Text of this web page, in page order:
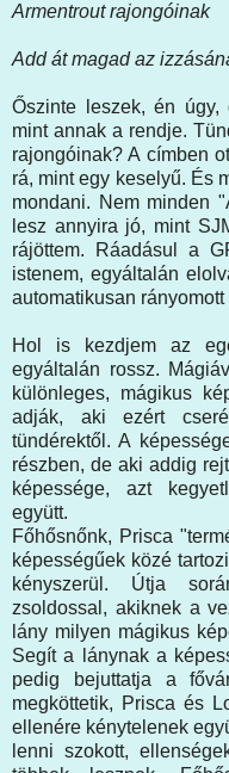
Armentrout rajongóinak
Add át magad az
Őszinte leszek, én úgy,
mint annak a rendje.
rajongóinak? A címben
rá, mint egy keselyű. És
mondani. Nem minden
lesz annyira jó, mint
rájöttem. Ráadásul a
istenem, egyáltalán
automatikusan
Hol is kezdjem az
egyáltalán rossz.
különleges, mágikus
adják, aki ezért
tündérektől. A
részben, de aki addig
képessége, azt
együtt.
Főhősnőnk, Prisca
képességűek közé
kényszerül. Útja
zsoldossal, akiknek a
lány milyen mágikus
Segít a lánynak a
pedig bejuttatja a
megköttetik, Prisca és
ellenére kénytelenek
lenni szokott,